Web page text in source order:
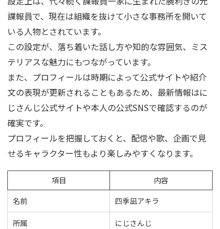
諜報員で、現在は組織を抜けて小さな事務所を開いて
いる人物とされています。
この設定が、落ち着いた話し方や知的な雰囲気、ミス
テリアスな魅力にもつながっています。
また、プロフィールは時期によって公式サイトや紹介
文の表現が更新されることもあるため、最新情報はに
じさんじ公式サイトや本人の公式SNSで確認するのが
確実です。
プロフィールを把握しておくと、配信や歌、企画で見
せるキャラクター性もより楽しみやすくなります。
項目
内容
名前
四季凪アキラ
所属 にじさんじ